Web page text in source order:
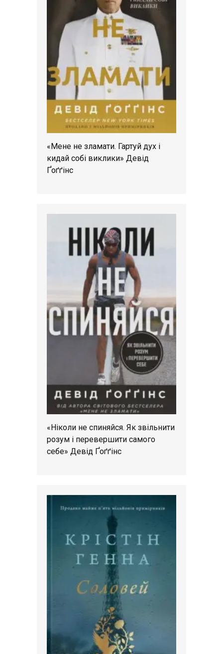
«Мене не зламати. Гартуй дух і
кидай собі виклики» Девід
Ґоґґінс
«Ніколи не спиняйся. Як звільнити
розум і перевершити самого
себе» Девід Ґоґґінс